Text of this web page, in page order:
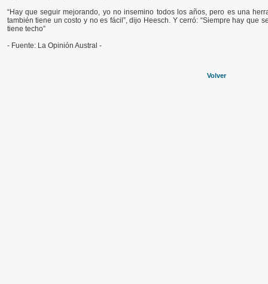
“Hay que seguir mejorando, yo no insemino todos los años, pero es una
también tiene un costo y no es fácil”, dijo Heesch. Y cerró: “Siempre hay que
tiene techo”
- Fuente: La Opinión Austral -
Volver